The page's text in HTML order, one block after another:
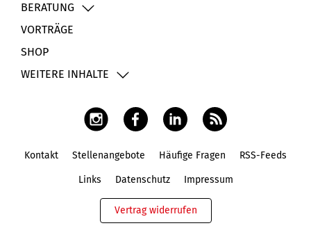
BERATUNG
VORTRÄGE
SHOP
WEITERE INHALTE
Kontakt Stellenangebote Häufige Fragen RSS-Feeds
Links Datenschutz Impressum
Vertrag widerrufen